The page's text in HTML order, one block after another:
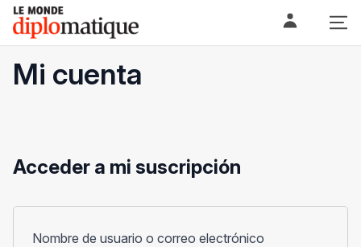
Skip
content
Le monde diplomatique
Mi cuenta
Acceder a mi suscripción
Nombre de usuario o correo electrónico